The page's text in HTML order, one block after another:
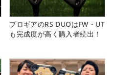
プロギアのRS DUOはFW・UT
も完成度が高く購入者続出！